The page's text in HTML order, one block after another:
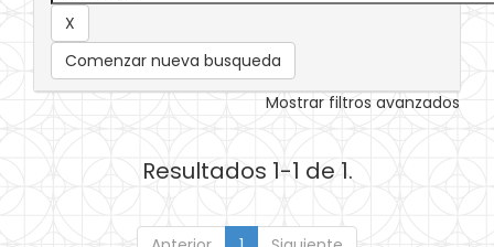
Comenzar nueva busqueda
Mostrar filtros avanzados
Resultados 1-1 de 1.